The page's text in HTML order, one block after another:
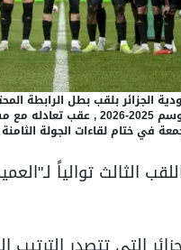
الجزائر بلقب بطل الرابطة
في ختام لقاءات الجولة
الثالث توالياً